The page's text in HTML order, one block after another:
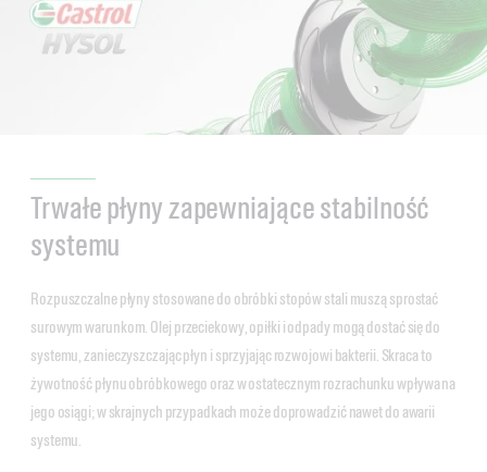
Trwałe płyny zapewniające stabilność
systemu
Rozpuszczalne płyny stosowane do obróbki stopów stali muszą sprostać
surowym warunkom. Olej przeciekowy, opiłki i odpady mogą dostać się do
systemu, zanieczyszczając płyn i sprzyjając rozwojowi bakterii. Skraca to
żywotność płynu obróbkowego oraz w ostatecznym rozrachunku wpływa na
jego osiągi; w skrajnych przypadkach może doprowadzić nawet do awarii
systemu.